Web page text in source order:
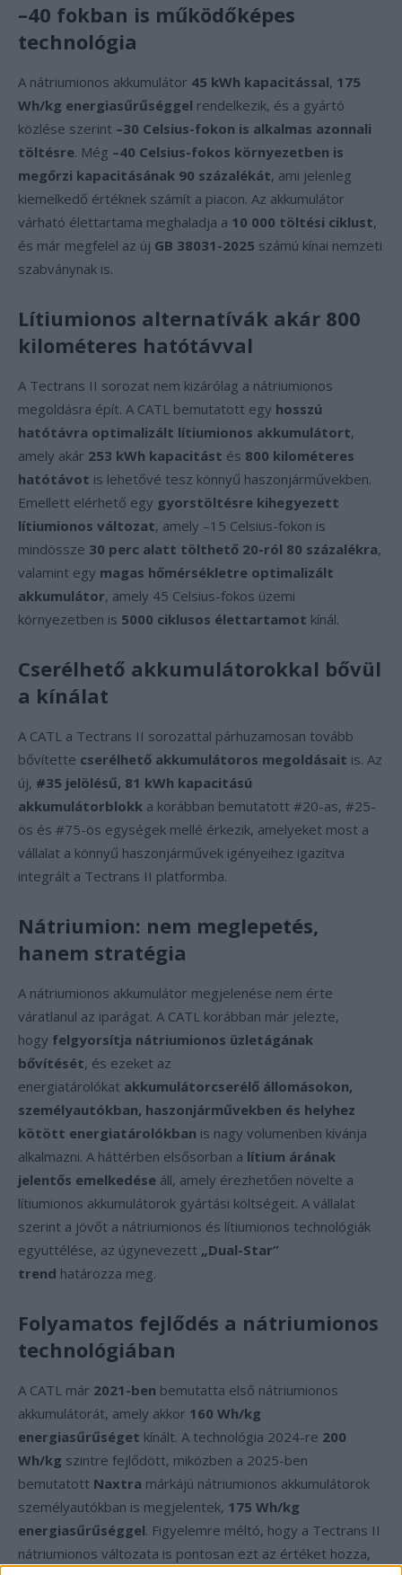
–40 fokban is működőképes
technológia
A nátriumionos akkumulátor 45 kWh kapacitással, 175
Wh/kg energiasűrűséggel rendelkezik, és a gyártó
közlése szerint –30 Celsius-fokon is alkalmas azonnali
töltésre. Még –40 Celsius-fokos környezetben is
megőrzi kapacitásának 90 százalékát, ami jelenleg
kiemelkedő értéknek számít a piacon. Az akkumulátor
várható élettartama meghaladja a 10 000 töltési ciklust,
és már megfelel az új GB 38031-2025 számú kínai nemzeti
szabványnak is.
Lítiumionos alternatívák akár 800
kilométeres hatótávval
A Tectrans II sorozat nem kizárólag a nátriumionos
megoldásra épít. A CATL bemutatott egy hosszú
hatótávra optimalizált lítiumionos akkumulátort,
amely akár 253 kWh kapacitást és 800 kilométeres
hatótávot is lehetővé tesz könnyű haszonjárművekben.
Emellett elérhető egy gyorstöltésre kihegyezett
lítiumionos változat, amely –15 Celsius-fokon is
mindössze 30 perc alatt tölthető 20-ról 80 százalékra,
valamint egy magas hőmérsékletre optimalizált
akkumulátor, amely 45 Celsius-fokos üzemi
környezetben is 5000 ciklusos élettartamot kínál.
Cserélhető akkumulátorokkal bővül
a kínálat
A CATL a Tectrans II sorozattal párhuzamosan tovább
bővítette cserélhető akkumulátoros megoldásait is. Az
új, #35 jelölésű, 81 kWh kapacitású
akkumulátorblokk a korábban bemutatott #20-as, #25-
ös és #75-ös egységek mellé érkezik, amelyeket most a
vállalat a könnyű haszonjárművek igényeihez igazítva
integrált a Tectrans II platformba.
Nátriumion: nem meglepetés,
hanem stratégia
A nátriumionos akkumulátor megjelenése nem érte
váratlanul az iparágat. A CATL korábban már jelezte,
hogy felgyorsítja nátriumionos üzletágának
bővítését, és ezeket az
energiatárolókat akkumulátorcserélő állomásokon,
személyautókban, haszonjárművekben és helyhez
kötött energiatárolókban is nagy volumenben kívánja
alkalmazni. A háttérben elsősorban a lítium árának
jelentős emelkedése áll, amely érezhetően növelte a
lítiumionos akkumulátorok gyártási költségeit. A vállalat
szerint a jövőt a nátriumionos és lítiumionos technológiák
együttélése, az úgynevezett „Dual-Star”
trend határozza meg.
Folyamatos fejlődés a nátriumionos
technológiában
A CATL már 2021-ben bemutatta első nátriumionos
akkumulátorát, amely akkor 160 Wh/kg
energiasűrűséget kínált. A technológia 2024-re 200
Wh/kg szintre fejlődött, miközben a 2025-ben
bemutatott Naxtra márkájú nátriumionos akkumulátorok
személyautókban is megjelentek, 175 Wh/kg
energiasűrűséggel. Figyelemre méltó, hogy a Tectrans II
nátriumionos változata is pontosan ezt az értéket hozza,